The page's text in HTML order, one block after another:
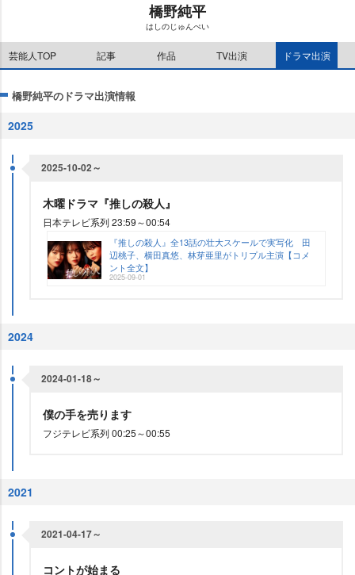
M
t
橋野純平
はしのじゅんぺい
芸能人TOP 記事 作品 TV出演 ドラマ出演
橋野純平のドラマ出演情報
2025
2025-10-02～
木曜ドラマ『推しの殺人』
日本テレビ系列 23:59～00:54
『推しの殺人』全13話の壮大スケールで実写化 田
辺桃子、横田真悠、林芽亜里がトリプル主演【コメ
ント全文】
2025-09-01
2024
2024-01-18～
僕の手を売ります
フジテレビ系列 00:25～00:55
2021
2021-04-17～
コントが始まる